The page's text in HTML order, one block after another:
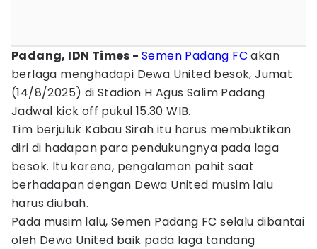
Padang, IDN Times - Semen Padang FC akan
berlaga menghadapi Dewa United besok, Jumat
(14/8/2025) di Stadion H Agus Salim Padang
Jadwal kick off pukul 15.30 WIB.
Tim berjuluk Kabau Sirah itu harus membuktikan
diri di hadapan para pendukungnya pada laga
besok. Itu karena, pengalaman pahit saat
berhadapan dengan Dewa United musim lalu
harus diubah.
Pada musim lalu, Semen Padang FC selalu dibantai
oleh Dewa United baik pada laga tandang